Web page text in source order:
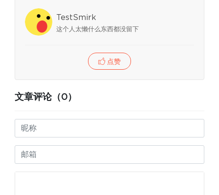
TestSmirk
这个人太懒什么东西都没留下
点赞
文章评论（0）